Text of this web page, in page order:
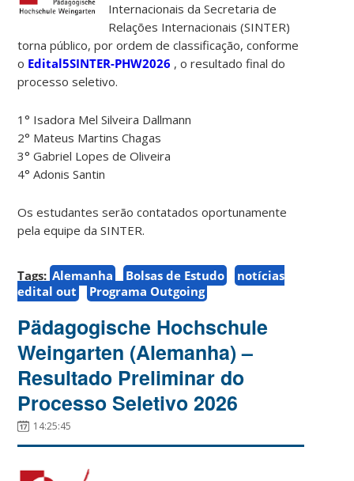
Internacionais da Secretaria de
Relações Internacionais (SINTER)
torna público, por ordem de classificação, conforme
o Edital5SINTER-PHW2026 , o resultado final do
processo seletivo.
1° Isadora Mel Silveira Dallmann
2° Mateus Martins Chagas
3° Gabriel Lopes de Oliveira
4° Adonis Santin
Os estudantes serão contatados oportunamente
pela equipe da SINTER.
Tags: Alemanha Bolsas de Estudo
notícias
edital out
Programa Outgoing
Pädagogische Hochschule
Weingarten (Alemanha) –
Resultado Preliminar do
Processo Seletivo 2026
14:25:45